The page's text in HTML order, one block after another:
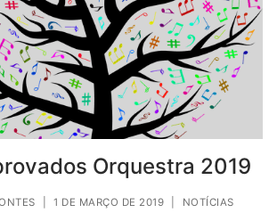
Orquestra 2019
1 DE MARÇO DE 2019 NOTÍCIAS